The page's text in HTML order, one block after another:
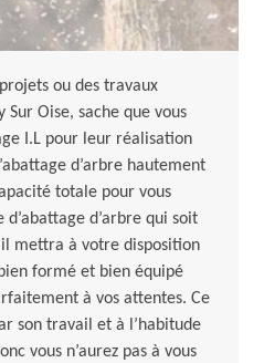
ou des travaux
Sur Oise, sache que vous
I.L pour leur réalisation
d’arbre hautement
totale pour vous
d’arbre qui soit
mettra à votre disposition
formé et bien équipé
à vos attentes. Ce
son travail et à l’habitude
vous n’aurez pas à vous